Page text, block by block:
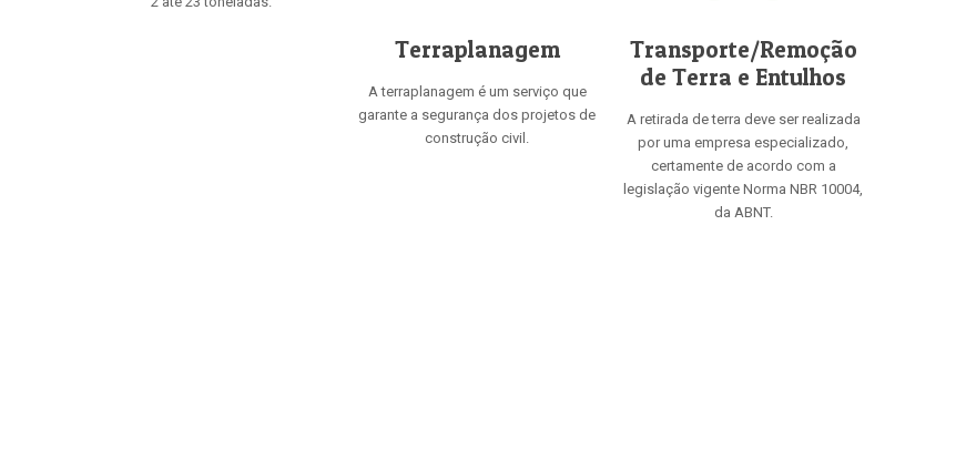
Terraplanagem
A terraplanagem é um serviço que
garante a segurança dos projetos de
construção civil.
Transporte/Remoção
de Terra e Entulhos
A retirada de terra deve ser realizada
por uma empresa especializado,
certamente de acordo com a
legislação vigente Norma NBR 10004,
da ABNT.